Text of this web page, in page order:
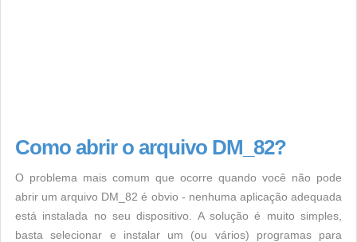
Como abrir o arquivo DM_82?
O problema mais comum que ocorre quando você não pode
abrir um arquivo DM_82 é obvio - nenhuma aplicação adequada
está instalada no seu dispositivo. A solução é muito simples,
basta selecionar e instalar um (ou vários) programas para